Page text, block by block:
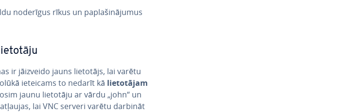
noderīgus rīkus un pa­pla­ši­nā­ju­mus
ir jāizveido jauns lietotājs, lai varētu
ieteicams to nedarīt kā lie­to­tā­jam
jaunu lietotāju ar vārdu „john“ un
lai VNC serveri varētu darbināt